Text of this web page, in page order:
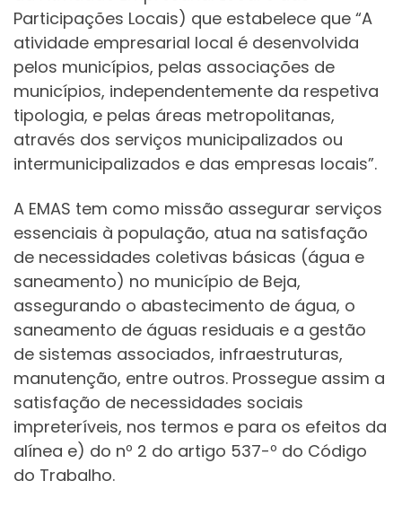
Participações Locais) que estabelece que “A
atividade empresarial local é desenvolvida
pelos municípios, pelas associações de
municípios, independentemente da respetiva
tipologia, e pelas áreas metropolitanas,
através dos serviços municipalizados ou
intermunicipalizados e das empresas locais”.
A EMAS tem como missão assegurar serviços
essenciais à população, atua na satisfação
de necessidades coletivas básicas (água e
saneamento) no município de Beja,
assegurando o abastecimento de água, o
saneamento de águas residuais e a gestão
de sistemas associados, infraestruturas,
manutenção, entre outros. Prossegue assim a
satisfação de necessidades sociais
impreteríveis, nos termos e para os efeitos da
alínea e) do nº 2 do artigo 537-º do Código
do Trabalho.